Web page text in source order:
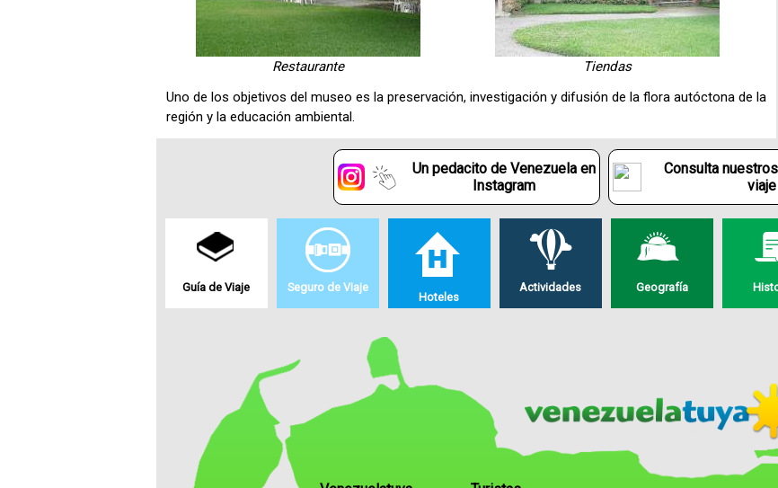
Restaurante
Tiendas
Uno de los objetivos del museo es la preservación, investigación y difusión de la flora autóctona de la
región y la educación ambiental.
Un pedacito de Venezuela en
Instagram
Consulta
viaje
Guía de Viaje Seguro de Viaje
Hoteles
Actividades Geografía